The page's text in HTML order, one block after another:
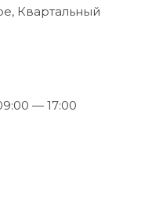
Квартальный
— 17:00